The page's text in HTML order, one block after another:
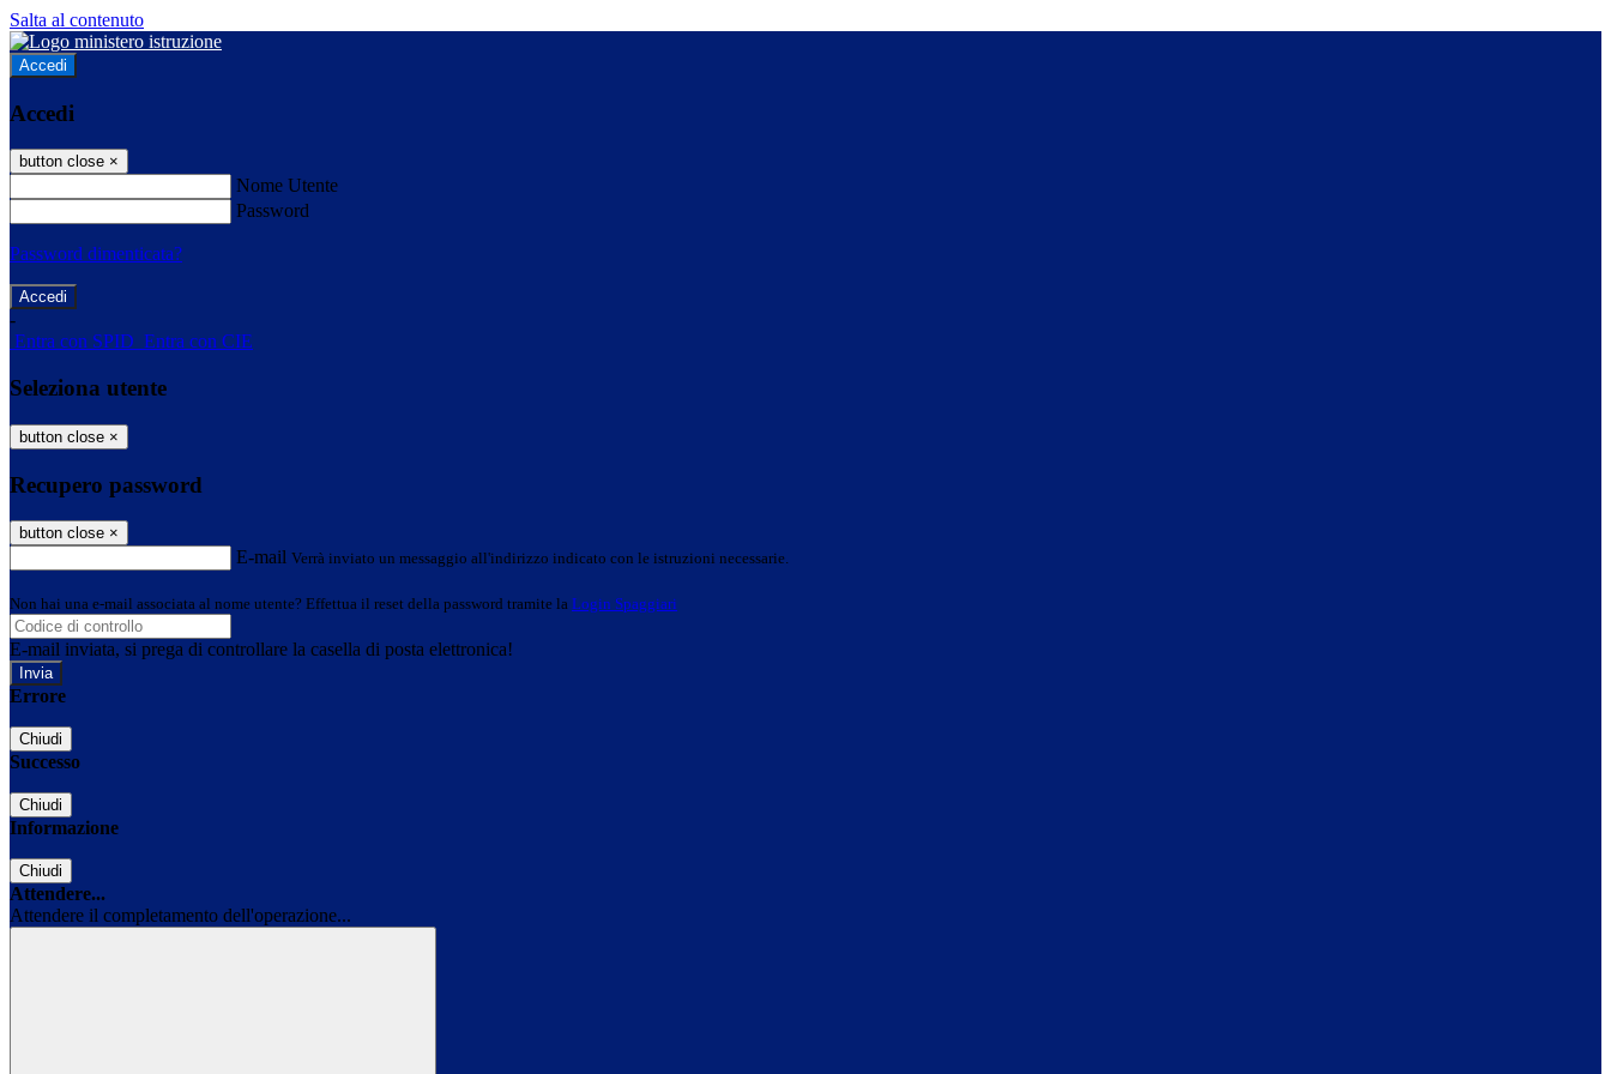
Salta al contenuto
Accedi
Accedi
button close ×
Nome Utente
Password
Password dimenticata?
-
Entra con SPID Entra con CIE
Seleziona utente
button close ×
Recupero password
button close ×
E-mail Verrà inviato un messaggio all'indirizzo indicato con le istruzioni necessarie.
Non hai una e-mail associata al nome utente? Effettua il reset della password tramite la Login Spaggiari
E-mail inviata, si prega di controllare la casella di posta elettronica!
Errore
Chiudi
Successo
Chiudi
Informazione
Chiudi
Attendere...
Attendere il completamento dell'operazione...